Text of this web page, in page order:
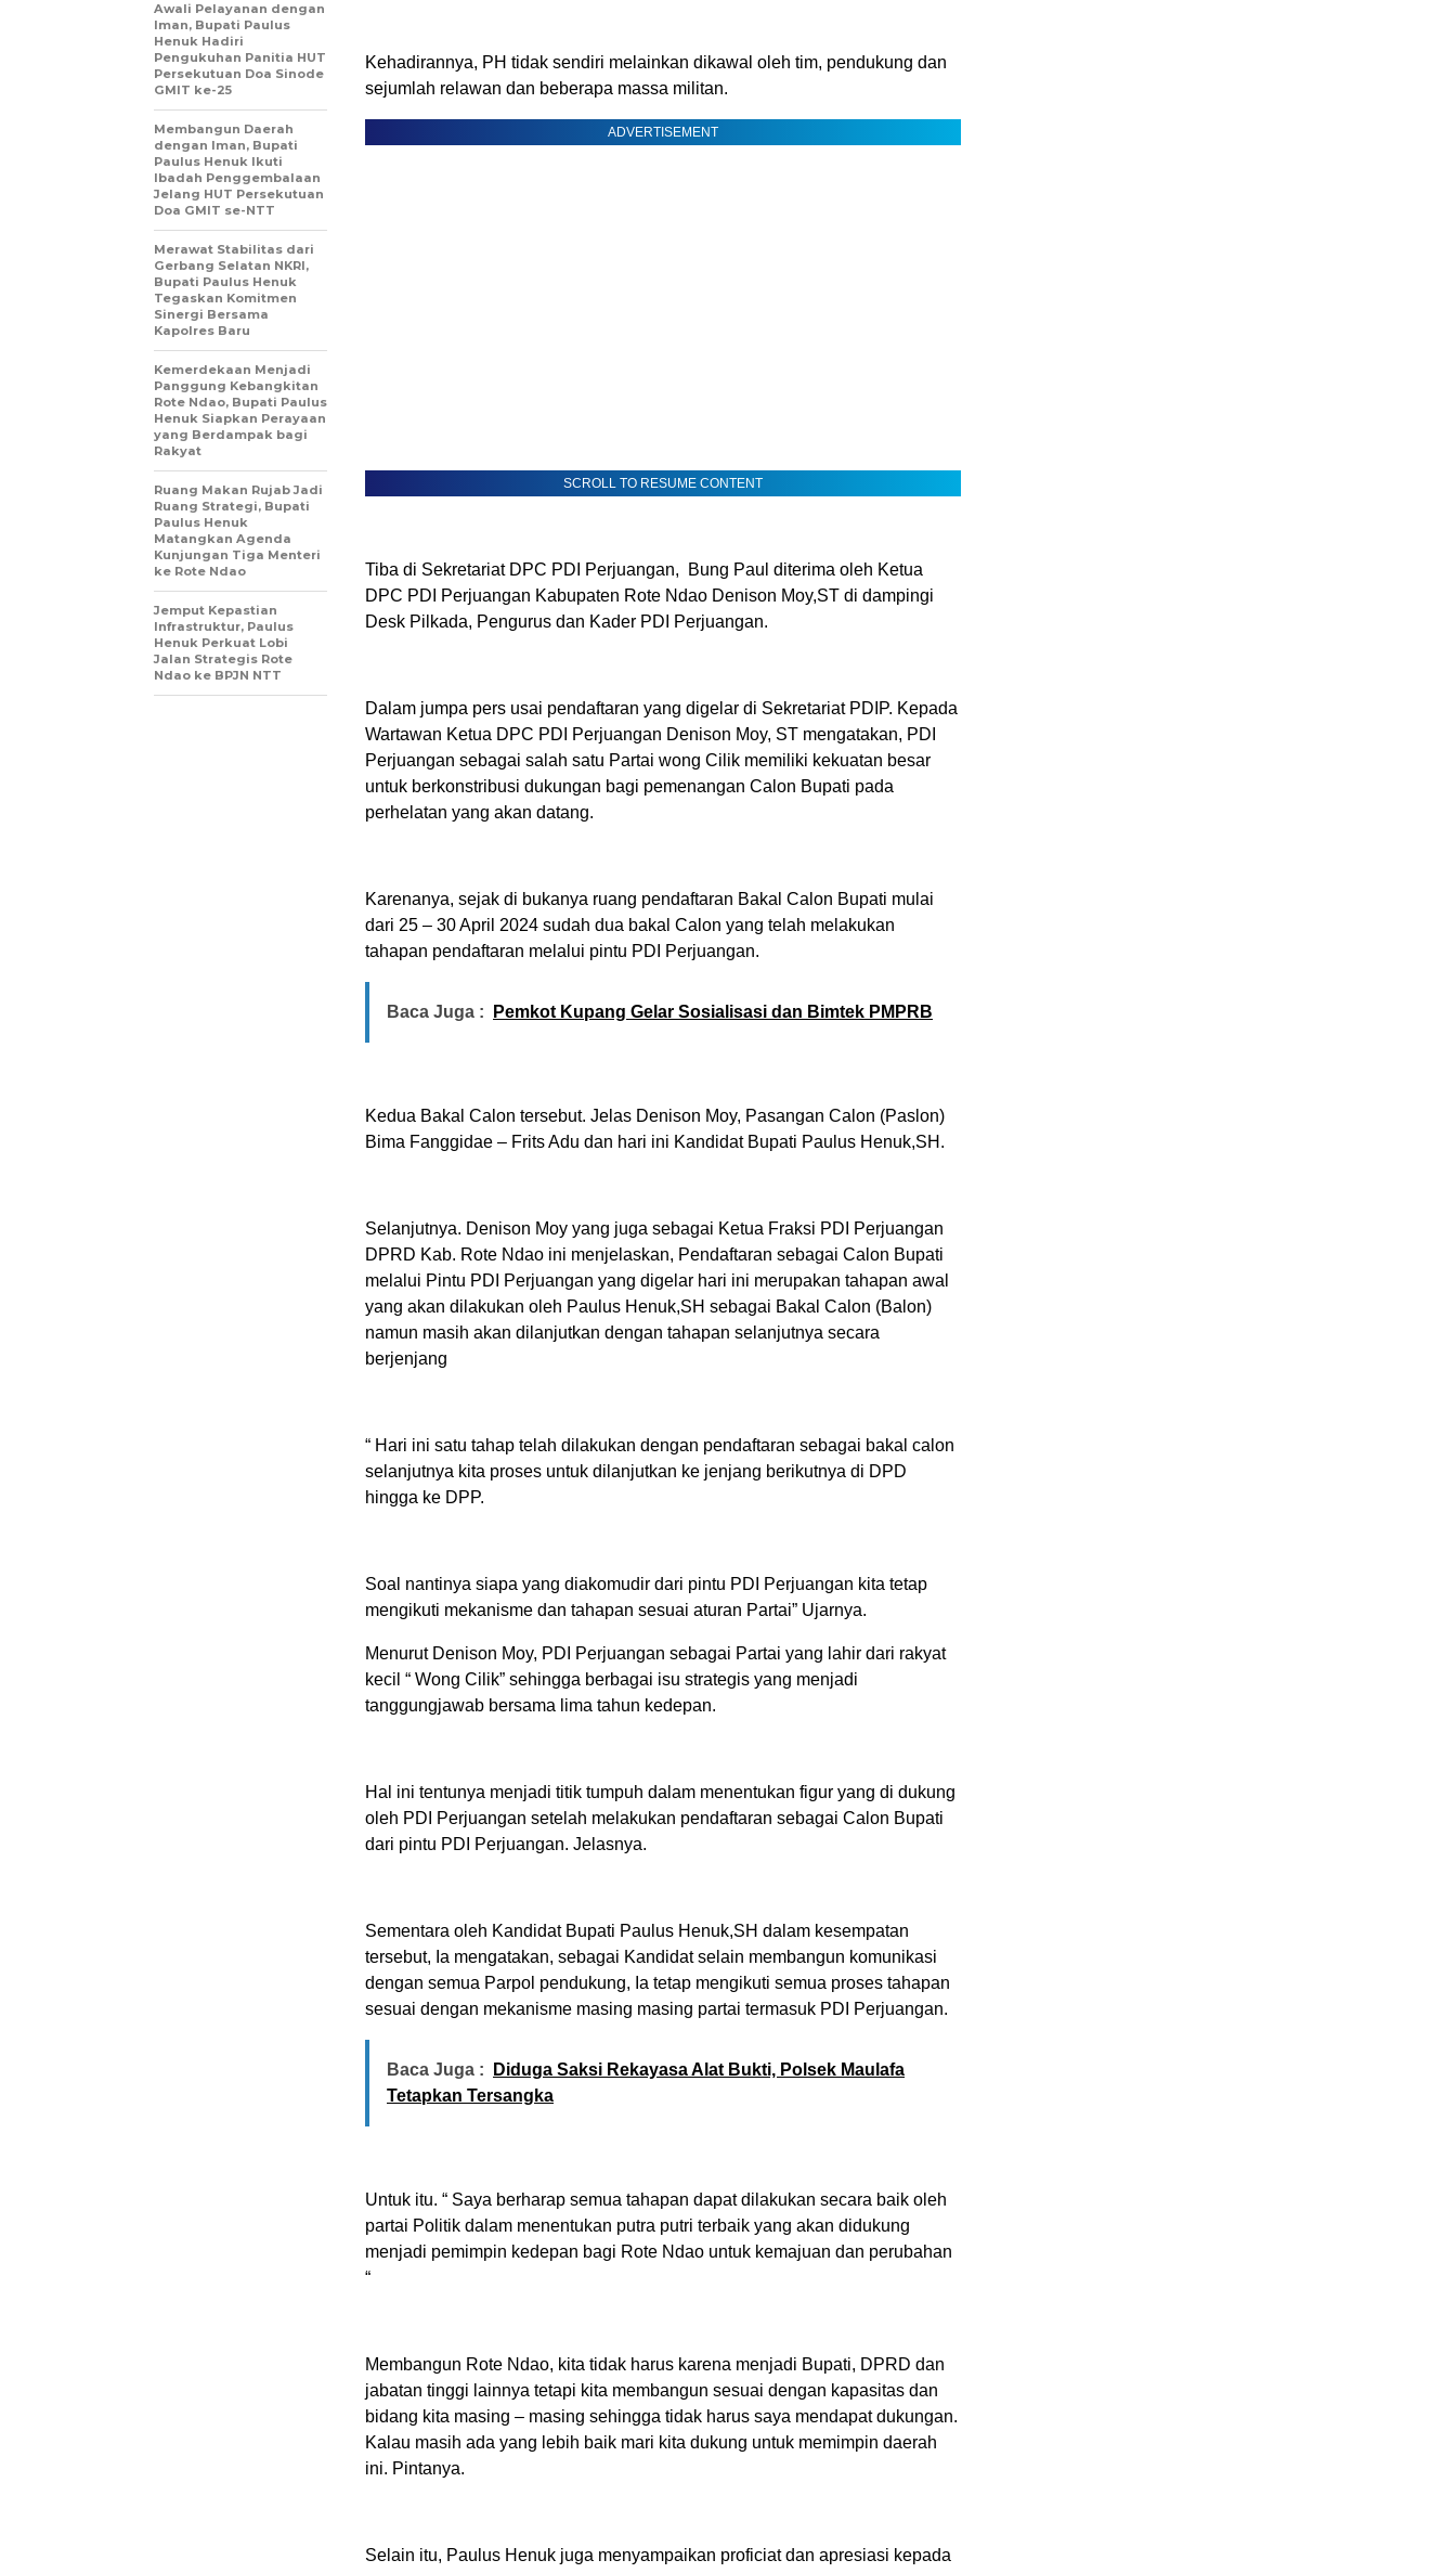
Kehadirannya, PH tidak sendiri melainkan dikawal oleh tim, pendukung dan
sejumlah relawan dan beberapa massa militan.
ADVERTISEMENT
SCROLL TO RESUME CONTENT
Tiba di Sekretariat DPC PDI Perjuangan, Bung Paul diterima oleh Ketua
DPC PDI Perjuangan Kabupaten Rote Ndao Denison Moy,ST di dampingi
Desk Pilkada, Pengurus dan Kader PDI Perjuangan.
Dalam jumpa pers usai pendaftaran yang digelar di Sekretariat PDIP. Kepada
Wartawan Ketua DPC PDI Perjuangan Denison Moy, ST mengatakan, PDI
Perjuangan sebagai salah satu Partai wong Cilik memiliki kekuatan besar
untuk berkonstribusi dukungan bagi pemenangan Calon Bupati pada
perhelatan yang akan datang.
Karenanya, sejak di bukanya ruang pendaftaran Bakal Calon Bupati mulai
dari 25 – 30 April 2024 sudah dua bakal Calon yang telah melakukan
tahapan pendaftaran melalui pintu PDI Perjuangan.
Baca Juga : Pemkot Kupang Gelar Sosialisasi dan Bimtek PMPRB
Kedua Bakal Calon tersebut. Jelas Denison Moy, Pasangan Calon (Paslon)
Bima Fanggidae – Frits Adu dan hari ini Kandidat Bupati Paulus Henuk,SH.
Selanjutnya. Denison Moy yang juga sebagai Ketua Fraksi PDI Perjuangan
DPRD Kab. Rote Ndao ini menjelaskan, Pendaftaran sebagai Calon Bupati
melalui Pintu PDI Perjuangan yang digelar hari ini merupakan tahapan awal
yang akan dilakukan oleh Paulus Henuk,SH sebagai Bakal Calon (Balon)
namun masih akan dilanjutkan dengan tahapan selanjutnya secara
berjenjang
“ Hari ini satu tahap telah dilakukan dengan pendaftaran sebagai bakal calon
selanjutnya kita proses untuk dilanjutkan ke jenjang berikutnya di DPD
hingga ke DPP.
Soal nantinya siapa yang diakomudir dari pintu PDI Perjuangan kita tetap
mengikuti mekanisme dan tahapan sesuai aturan Partai” Ujarnya.
Menurut Denison Moy, PDI Perjuangan sebagai Partai yang lahir dari rakyat
kecil “ Wong Cilik” sehingga berbagai isu strategis yang menjadi
tanggungjawab bersama lima tahun kedepan.
Hal ini tentunya menjadi titik tumpuh dalam menentukan figur yang di dukung
oleh PDI Perjuangan setelah melakukan pendaftaran sebagai Calon Bupati
dari pintu PDI Perjuangan. Jelasnya.
Sementara oleh Kandidat Bupati Paulus Henuk,SH dalam kesempatan
tersebut, Ia mengatakan, sebagai Kandidat selain membangun komunikasi
dengan semua Parpol pendukung, Ia tetap mengikuti semua proses tahapan
sesuai dengan mekanisme masing masing partai termasuk PDI Perjuangan.
Baca Juga :
Diduga Saksi Rekayasa Alat Bukti, Polsek Maulafa
Tetapkan Tersangka
Untuk itu. “ Saya berharap semua tahapan dapat dilakukan secara baik oleh
partai Politik dalam menentukan putra putri terbaik yang akan didukung
menjadi pemimpin kedepan bagi Rote Ndao untuk kemajuan dan perubahan
“
Membangun Rote Ndao, kita tidak harus karena menjadi Bupati, DPRD dan
jabatan tinggi lainnya tetapi kita membangun sesuai dengan kapasitas dan
bidang kita masing – masing sehingga tidak harus saya mendapat dukungan.
Kalau masih ada yang lebih baik mari kita dukung untuk memimpin daerah
ini. Pintanya.
Selain itu, Paulus Henuk juga menyampaikan proficiat dan apresiasi kepada
Awali Pelayanan dengan
Iman, Bupati Paulus
Henuk Hadiri
Pengukuhan Panitia HUT
Persekutuan Doa Sinode
GMIT ke-25
Membangun Daerah
dengan Iman, Bupati
Paulus Henuk Ikuti
Ibadah Penggembalaan
Jelang HUT Persekutuan
Doa GMIT se-NTT
Merawat Stabilitas dari
Gerbang Selatan NKRI,
Bupati Paulus Henuk
Tegaskan Komitmen
Sinergi Bersama
Kapolres Baru
Kemerdekaan Menjadi
Panggung Kebangkitan
Rote Ndao, Bupati Paulus
Henuk Siapkan Perayaan
yang Berdampak bagi
Rakyat
Ruang Makan Rujab Jadi
Ruang Strategi, Bupati
Paulus Henuk
Matangkan Agenda
Kunjungan Tiga Menteri
ke Rote Ndao
Jemput Kepastian
Infrastruktur, Paulus
Henuk Perkuat Lobi
Jalan Strategis Rote
Ndao ke BPJN NTT